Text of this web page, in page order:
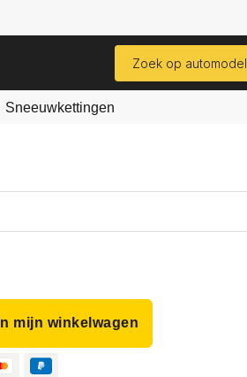
Zoek op automodel
Sneeuwkettingen
In mijn winkelwagen